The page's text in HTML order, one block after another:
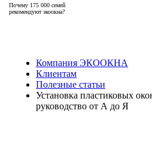
Почему 175 000 семей
рекомендуют экоокна?
Компания ЭКООКНА
Клиентам
Полезные статьи
Установка пластиковых
руководство от А до Я